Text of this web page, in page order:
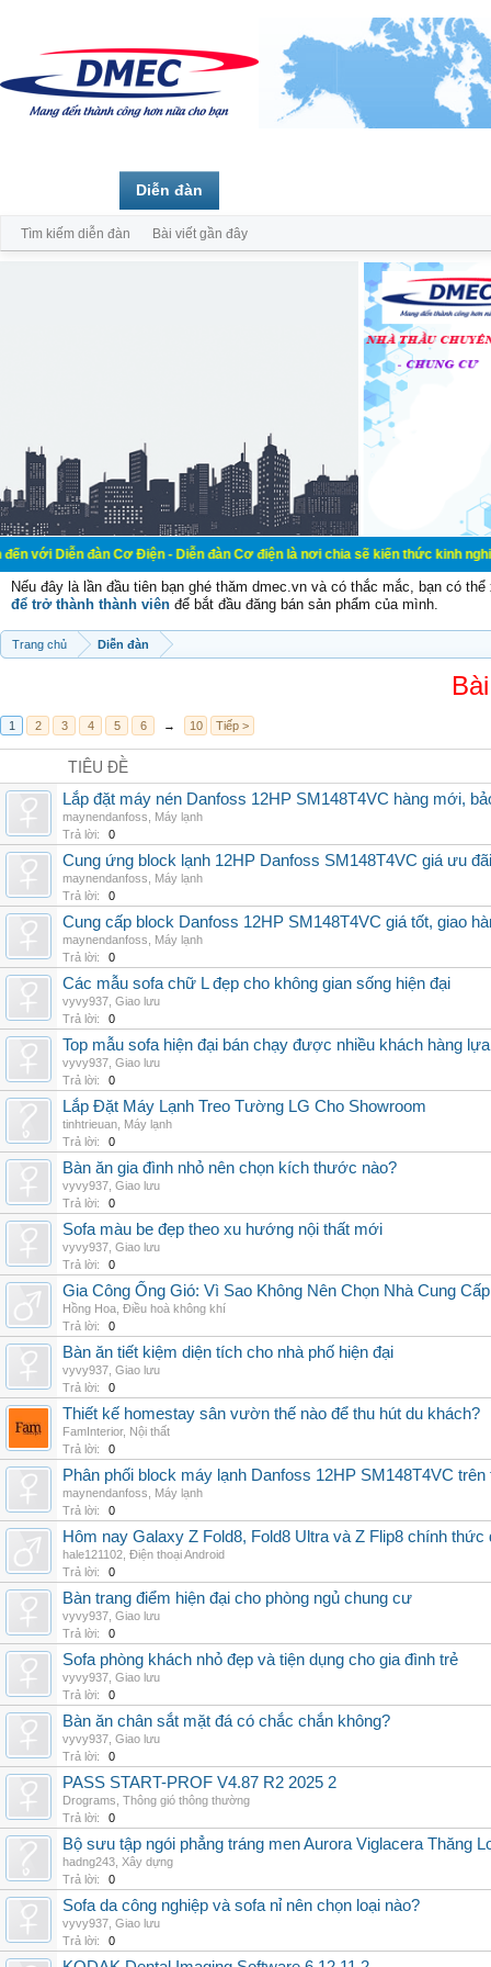
đàn Cơ Điện - Diễn đàn Cơ điện là nơi chia sẽ kiến thức kinh nghiệm
Nếu đây là lần đầu tiên bạn ghé thăm dmec.vn và có thắc mắc, bạn có
để trở thành thành viên để bắt đầu đăng bán sản phẩm của mình.
Trang chủ Diễn đàn
1 2 3 4 5 6 → 10 Tiếp >
TIÊU ĐỀ
Lắp đặt máy nén Danfoss 12HP SM148T4VC hàng mới,
maynendanfoss
Máy lạnh
Trả lời:
0
Cung ứng block lạnh 12HP Danfoss SM148T4VC giá ưu
maynendanfoss
Máy lạnh
Trả lời:
0
Cung cấp block Danfoss 12HP SM148T4VC giá tốt, giao
maynendanfoss
Máy lạnh
Trả lời:
0
Các mẫu sofa chữ L đẹp cho không gian sống hiện đại
vyvy937 Giao lưu
Trả lời:
0
Top mẫu sofa hiện đại bán chạy được nhiều khách hàng
vyvy937 Giao lưu
Trả lời:
0
Lắp Đặt Máy Lạnh Treo Tường LG Cho Showroom
tinhtrieuan Máy lạnh
Trả lời:
0
Bàn ăn gia đình nhỏ nên chọn kích thước nào?
vyvy937 Giao lưu
Trả lời:
0
Sofa màu be đẹp theo xu hướng nội thất mới
vyvy937 Giao lưu
Trả lời:
0
Gia Công Ống Gió: Vì Sao Không Nên Chọn Nhà Cung
Hồng Hoa Điều hoà không khí
Trả lời:
0
Bàn ăn tiết kiệm diện tích cho nhà phố hiện đại
vyvy937 Giao lưu
Trả lời:
0
Thiết kế homestay sân vườn thế nào để thu hút du khách?
FamInterior, Nội thất
Trả lời:
0
Phân phối block máy lạnh Danfoss 12HP SM148T4VC
maynendanfoss
Máy lạnh
Trả lời:
0
Hôm nay Galaxy Z Fold8, Fold8 Ultra và Z Flip8 chính
hale121102 Điện thoại Android
Trả lời:
0
Bàn trang điểm hiện đại cho phòng ngủ chung cư
vyvy937 Giao lưu
Trả lời:
0
Sofa phòng khách nhỏ đẹp và tiện dụng cho gia đình trẻ
vyvy937 Giao lưu
Trả lời:
0
Bàn ăn chân sắt mặt đá có chắc chắn không?
vyvy937 Giao lưu
Trả lời:
0
PASS START-PROF V4.87 R2 2025 2
Drograms Thông gió thông thường
Trả lời:
0
Bộ sưu tập ngói phẳng tráng men Aurora Viglacera Thăng
hadng243 Xây dựng
Trả lời:
0
Sofa da công nghiệp và sofa nỉ nên chọn loại nào?
vyvy937 Giao lưu
Trả lời:
0
Diễn đàn
Tìm kiếm diễn đàn Bài viết gần đây